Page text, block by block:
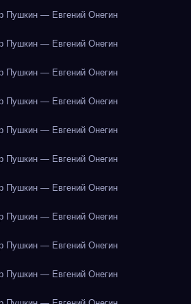
Пушкин — Евгений Онегин
Пушкин — Евгений Онегин
Пушкин — Евгений Онегин
Пушкин — Евгений Онегин
Пушкин — Евгений Онегин
Пушкин — Евгений Онегин
Пушкин — Евгений Онегин
Пушкин — Евгений Онегин
Пушкин — Евгений Онегин
Пушкин — Евгений Онегин